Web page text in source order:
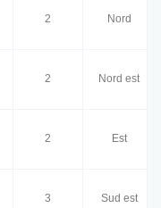
2 Nord
2 Nord est
2 Est
3 Sud est